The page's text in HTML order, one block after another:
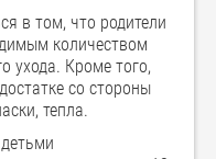
в том, что родители
количеством
ухода. Кроме того,
со стороны
тепла.